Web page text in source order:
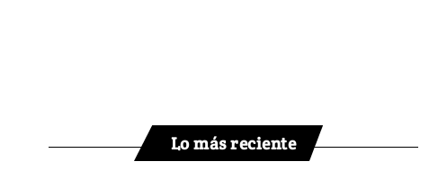
Lo más reciente